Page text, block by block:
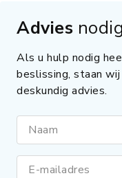
Advies
Als u hulp nodig
beslissing, staan
deskundig advies.
Naam
E-mailadres